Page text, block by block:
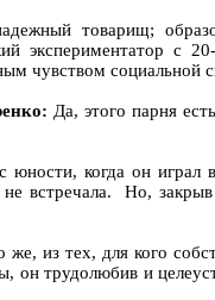
товарищ;
экспериментатор с
чувством социальной
Да, этого парня
юности, когда он играл
Но, закрыв
же, из тех, для кого
он трудолюбив и